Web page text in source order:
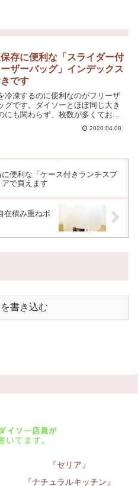
存に便利な「スライダー付
ザーバッグ」インデックス
です
冷凍するのに便利なのがフリーザ
グです。ダイソーとほぼ同じ大き
にも関わらず、枚数が多くてお得
インデックス欄が付いているだけ
プルなデザインなのもいいです
2020.04.08
便利な「ケース付きランチスプ
で買えます
在積み重ねボ
書き込む
『セリア』
『ナチュラルキッチン』